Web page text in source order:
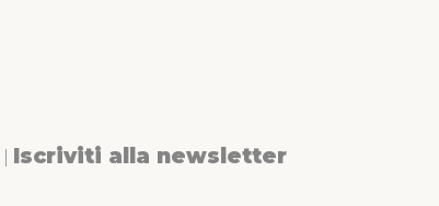
Iscriviti alla newsletter